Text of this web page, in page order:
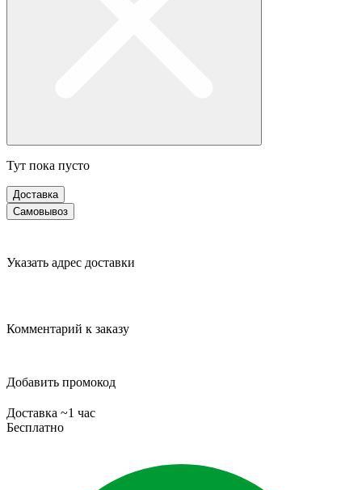
Тут пока пусто
Доставка
Самовывоз
Указать адрес доставки
Комментарий к заказу
Добавить промокод
Доставка ~1 час
Бесплатно